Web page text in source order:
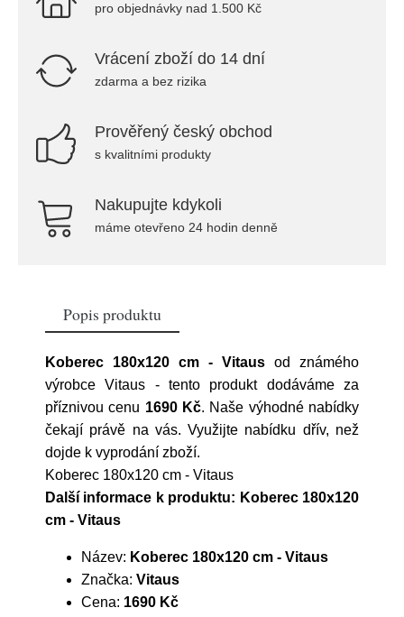
pro objednávky nad 1.500 Kč
Vrácení zboží do 14 dní
zdarma a bez rizika
Prověřený český obchod
s kvalitními produkty
Nakupujte kdykoli
máme otevřeno 24 hodin denně
Popis produktu
Koberec 180x120 cm - Vitaus od známého
výrobceVitaus - tento produkt dodáváme za
příznivou cenu 1690 Kč. Naše výhodné nabídky
čekají právě na vás. Využijte nabídku dřív, než
dojde k vyprodání zboží.
Koberec 180x120 cm - Vitaus
Další informace k produktu: Koberec 180x120
cm - Vitaus
Název: Koberec 180x120 cm - Vitaus
Značka: Vitaus
Cena: 1690 Kč